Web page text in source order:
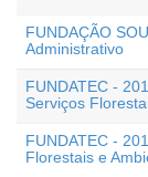
FUNDAÇÃO
Administrativo
FUNDATEC -
Serviços
FUNDATEC -
Florestais e